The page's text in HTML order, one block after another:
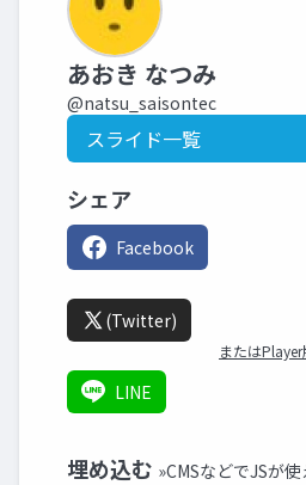
あおき なつみ
@natsu_saisontec
スライド一覧
シェア
Facebook
(Twitter)
またはPlayer
LINE
埋め込む »CMSなどでJSが